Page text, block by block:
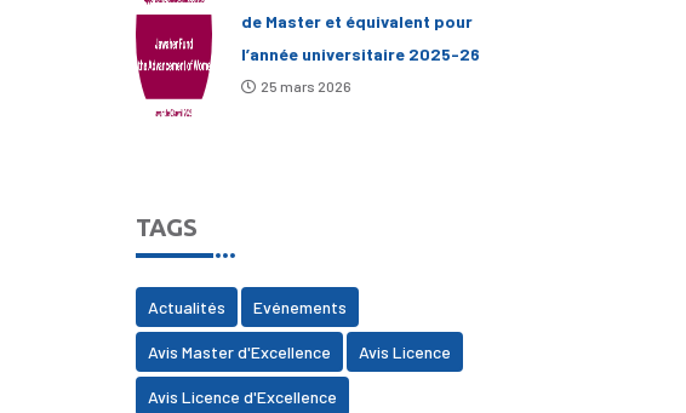
de Master et équivalent pour
l’année universitaire 2025-26
25 mars 2026
TAGS
Actualités Evénements
Avis Master d'Excellence Avis Licence
Avis Licence d'Excellence